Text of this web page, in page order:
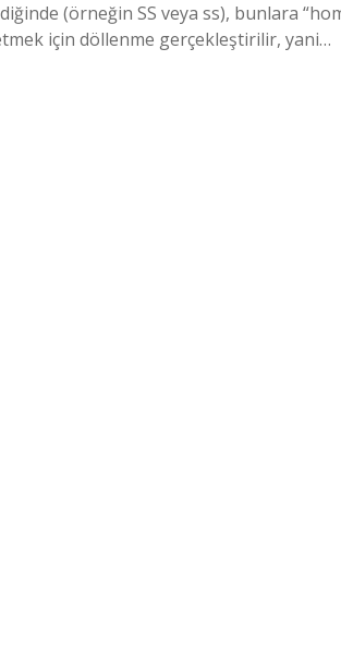
(örneğin SS veya ss), bunlara
için döllenme gerçekleştirilir, yani…